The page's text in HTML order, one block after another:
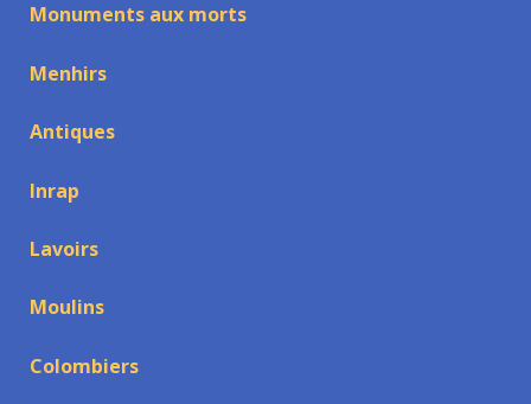
Monuments aux morts
Menhirs
Antiques
Inrap
Lavoirs
Moulins
Colombiers